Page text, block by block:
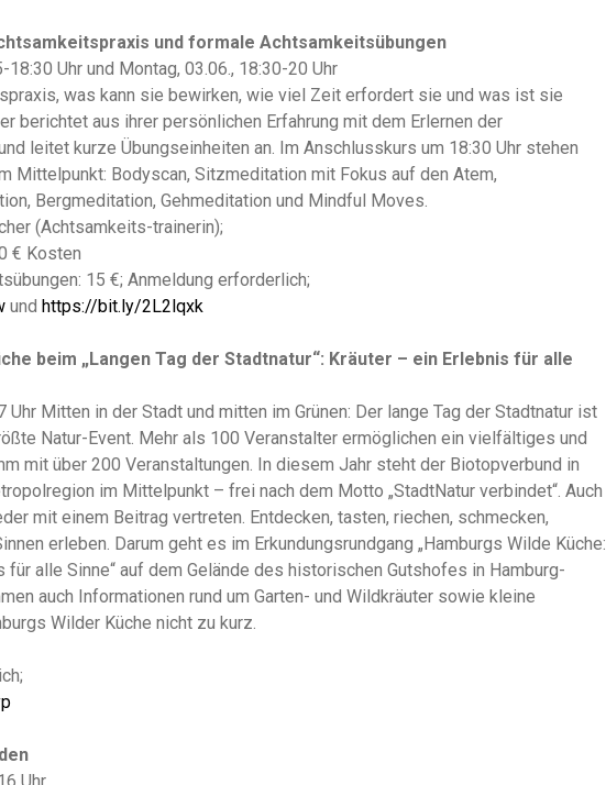
und formale Achtsamkeitsübungen
18:30 Uhr und Montag, 03.06., 18:30-20 Uhr
was kann sie bewirken, wie viel Zeit erfordert sie und was ist sie
berichtet aus ihrer persönlichen Erfahrung mit dem Erlernen der
leitet kurze Übungseinheiten an. Im Anschlusskurs um 18:30 Uhr stehen
Mittelpunkt: Bodyscan, Sitzmeditation mit Fokus auf den Atem,
Bergmeditation, Gehmeditation und Mindful Moves.
(Achtsamkeits-trainerin);
€ Kosten
15 €; Anmeldung erforderlich;
undhttps://bit.ly/2L2lqxk
beim „Langen Tag der Stadtnatur“: Kräuter – ein Erlebnis für alle
Uhr Mitten in der Stadt und mitten im Grünen: Der lange Tag der Stadtnatur ist
Natur-Event. Mehr als 100 Veranstalter ermöglichen ein vielfältiges und
mit über 200 Veranstaltungen. In diesem Jahr steht der Biotopverbund in
im Mittelpunkt – frei nach dem Motto „StadtNatur verbindet“. Auch
mit einem Beitrag vertreten. Entdecken, tasten, riechen, schmecken,
erleben. Darum geht es im Erkundungsrundgang „Hamburgs Wilde Küche:
für alle Sinne“ auf dem Gelände des historischen Gutshofes in Hamburg-
auch Informationen rund um Garten- und Wildkräuter sowie kleine
Wilder Küche nicht zu kurz.